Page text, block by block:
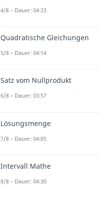
4/8 – Dauer: 04:33
Quadratische Gleichungen
5/8 – Dauer: 04:14
Satz vom Nullprodukt
6/8 – Dauer: 03:57
Lösungsmenge
7/8 – Dauer: 04:05
Intervall Mathe
8/8 – Dauer: 04:30